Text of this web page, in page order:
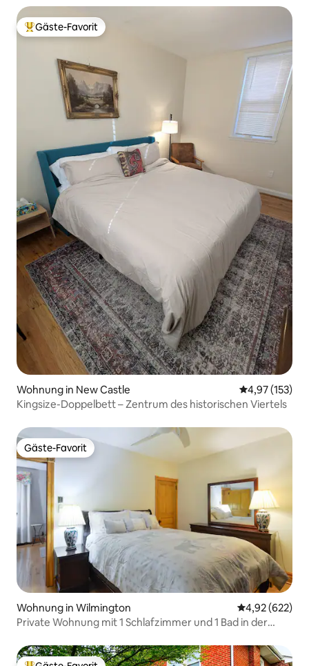
Beliebter Gäste-Favorit.
Gäste-Favorit
Wohnung in New Castle
4,97 (153)
Kingsize-Doppelbett – Zentrum des historischen Viertels
Gäste-Favorit
Gäste-Favorit
Wohnung in Wilmington
4,92 (622)
Private Wohnung mit 1 Schlafzimmer und 1 Bad in der